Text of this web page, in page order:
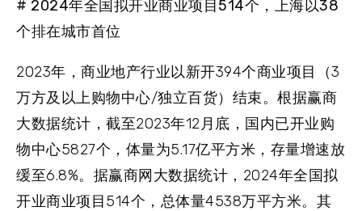
# 2024年全国拟开业商业项目514个，上海以38
个排在城市首位
2023年，商业地产行业以新开394个商业项目（3
万方及以上购物中心/独立百货）结束。根据赢商
大数据统计，截至2023年12月底，国内已开业购
物中心5827个，体量为5.17亿平方米，存量增速放
缓至6.8%。据赢商网大数据统计，2024年全国拟
开业商业项目514个，总体量4538万平方米。其